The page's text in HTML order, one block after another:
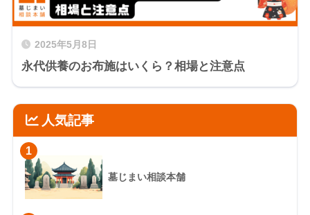
2025年5月8日
永代供養のお布施はいくら？相場と注意点
人気記事
1
墓じまい相談本舗